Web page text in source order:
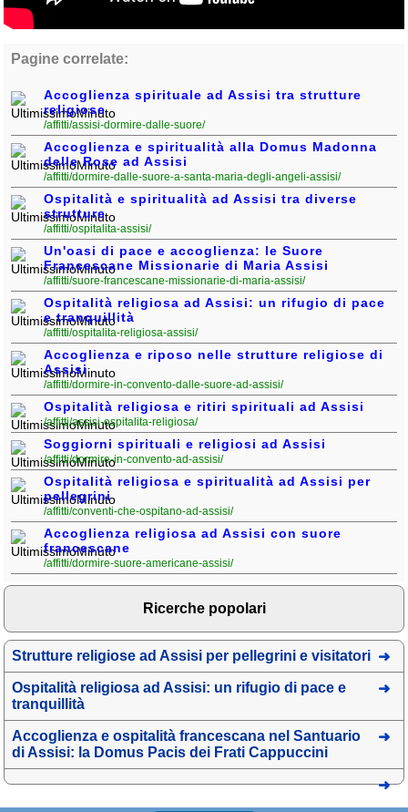
Pagine correlate:
Accoglienza spirituale ad Assisi tra strutture
religiose
/affitti/assisi-dormire-dalle-suore/
Accoglienza e spiritualità alla Domus Madonna
delle Rose ad Assisi
/affitti/dormire-dalle-suore-a-santa-maria-degli-angeli-assisi/
Ospitalità e spiritualità ad Assisi tra diverse
strutture
/affitti/ospitalita-assisi/
Un'oasi di pace e accoglienza: le Suore
Francescane Missionarie di Maria Assisi
/affitti/suore-francescane-missionarie-di-maria-assisi/
Ospitalità religiosa ad Assisi: un rifugio di pace
e tranquillità
/affitti/ospitalita-religiosa-assisi/
Accoglienza e riposo nelle strutture religiose di
Assisi
/affitti/dormire-in-convento-dalle-suore-ad-assisi/
Ospitalità religiosa e ritiri spirituali ad Assisi
/affitti/assisi-ospitalita-religiosa/
Soggiorni spirituali e religiosi ad Assisi
/affitti/dormire-in-convento-ad-assisi/
Ospitalità religiosa e spiritualità ad Assisi per
pellegrini
/affitti/conventi-che-ospitano-ad-assisi/
Accoglienza religiosa ad Assisi con suore
francescane
/affitti/dormire-suore-americane-assisi/
Ricerche popolari
Strutture religiose ad Assisi per pellegrini e visitatori
Ospitalità religiosa ad Assisi: un rifugio di pace e
tranquillità
Accoglienza e ospitalità francescana nel Santuario
di Assisi: la Domus Pacis dei Frati Cappuccini